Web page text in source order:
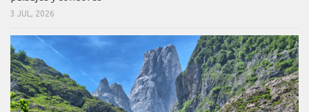
3 JUL, 2026